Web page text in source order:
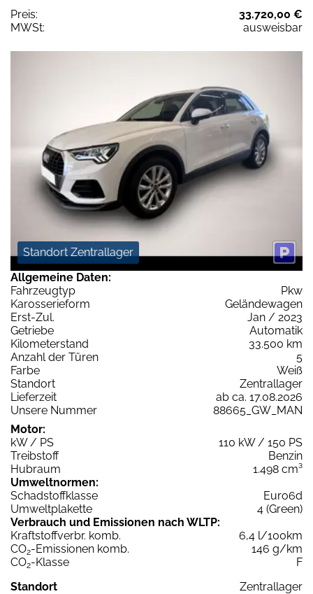
Preis:
33.720,00 €
MWSt:
ausweisbar
Standort Zentrallager
Allgemeine Daten:
Fahrzeugtyp
Pkw
Karosserieform
Geländewagen
Erst-Zul.
Jan / 2023
Getriebe
Automatik
Kilometerstand
33.500 km
Anzahl der Türen
5
Farbe
Weiß
Standort
Zentrallager
Lieferzeit
ab ca. 17.08.2026
Unsere Nummer
88665_GW_MAN
Motor:
kW / PS
110 kW / 150 PS
Treibstoff
Benzin
Hubraum
1.498 cm³
Umweltnormen:
Schadstoffklasse
Euro6d
Umweltplakette
4 (Green)
Verbrauch und Emissionen nach WLTP:
Kraftstoffverbr. komb.
6,4 l/100km
CO2-Emissionen komb.
146 g/km
CO2-Klasse
F
Standort
Zentrallager